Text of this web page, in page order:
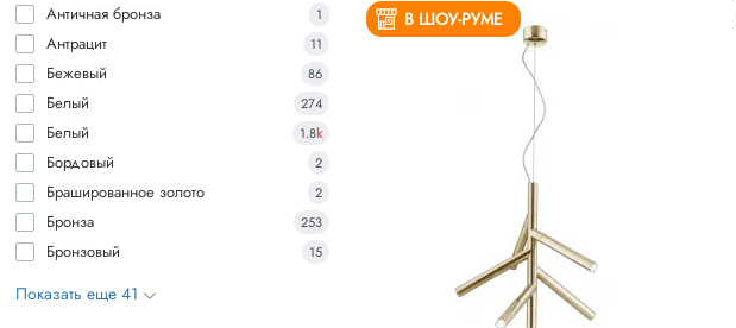
Античная бронза 1
Антрацит 11
Бежевый 86
Белый 274
Белый 1.8k
Бордовый 2
Брашированное золото 2
Бронза 253
Бронзовый 15
Показать еще 41
В ШОУ-РУМЕ